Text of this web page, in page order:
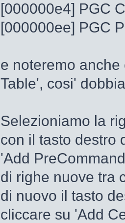
[000000e4] PGC
[000000ee] PGC
e noteremo
Table', cosi'
Selezioniamo la
con il tasto destro
'Add
di righe nuove tra
di nuovo il tasto
cliccare su 'Add